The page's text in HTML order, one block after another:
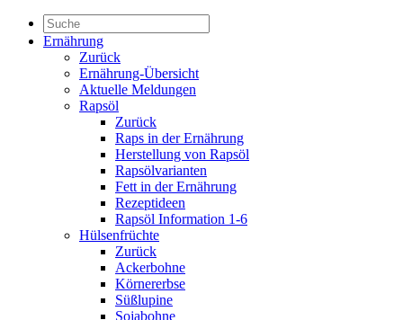
Ernährung
Zurück
Ernährung-Übersicht
Aktuelle Meldungen
Rapsöl
Zurück
Raps in der Ernährung
Herstellung von Rapsöl
Rapsölvarianten
Fett in der Ernährung
Rezeptideen
Rapsöl Information 1-6
Hülsenfrüchte
Zurück
Ackerbohne
Körnererbse
Süßlupine
Sojabohne